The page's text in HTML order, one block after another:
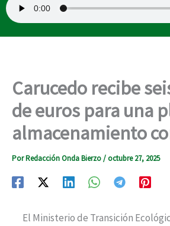
Carucedo recibe
de euros para una
almacenamiento
PorRedacción Onda Bierzo/octubre 27, 2025
El Ministerio de Transición